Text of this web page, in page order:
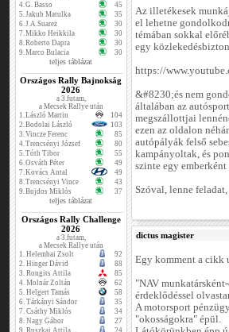
4.G. Basso
45
5.Jakub Matulka
35
6.J.A.Suarez
30
7.Mikko Heikkila
30
8.Roberto Dapra
30
9.Marco Bulacia 30
teljes táblázat
Országos Rally Bajnokság
2026
a 3.futam,
a Mecsek Rallye után
1.László Martin
104
2.Bodolai László
103
3.Vincze Ferenc
85
4.Trencsényi József
80
5.Tóth Tibor
55
6.Osváth Péter
49
7.Kovács Antal
49
8.Trencsényi Vince
43
9.Bujdos Miklós 37
teljes táblázat
Országos Rally Challenge
2026
a 3.futam,
a Mecsek Rallye után
1. Helembai Zsolt
92
2. Hinger Dávid
88
3. Rongits Attila
85
4. Molnár Zoltán
62
5. Helgert Tamás
58
6. Tárkányi Sándor
35
7. Csáthy Miklós
34
8. Nagy Gábor
27
9. Ruszkai Attila 24
Az illetékesek
el lehetne
témában sokkal
egy
https://
&#8230;és nem
általában az
megszállottjai
ezen az oldalon
autópályák felső
kampányoltak, és
szinte egy
Szóval, lenne
dictus magister
Egy komment a cikk
"NAV
érdeklődéssel
A motorsport
"okosságokra" épül.